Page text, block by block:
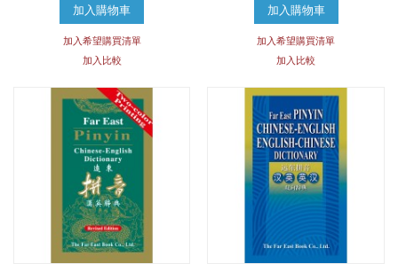
加入購物車
加入希望購買清單
加入比較
加入購物車
加入希望購買清單
加入比較